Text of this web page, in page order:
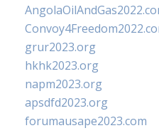
grur2023.org
hkhk2023.org
napm2023.org
apsdfd2023.org
forumausape2023.com